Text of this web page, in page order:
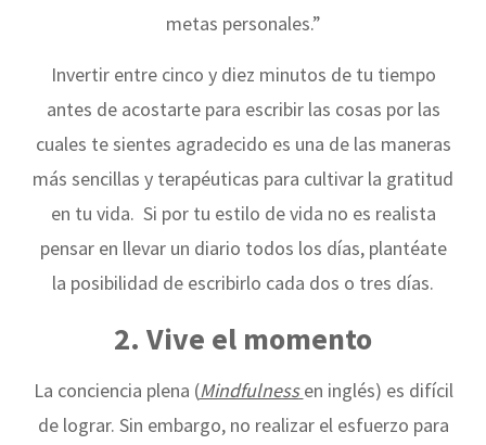
metas personales.”
Invertir entre cinco y diez minutos de tu tiempo
antes de acostarte para escribir las cosas por las
cuales te sientes agradecido es una de las maneras
más sencillas y terapéuticas para cultivar la gratitud
en tu vida. Si por tu estilo de vida no es realista
pensar en llevar un diario todos los días, plantéate
la posibilidad de escribirlo cada dos o tres días.
2. Vive el momento
La conciencia plena (Mindfulness en inglés) es difícil
de lograr. Sin embargo, no realizar el esfuerzo para